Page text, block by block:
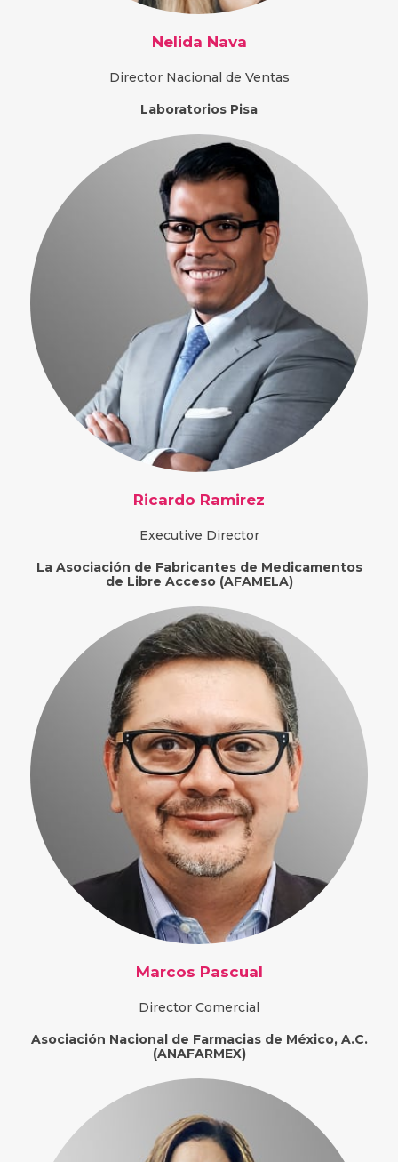
Nelida Nava
Director Nacional de Ventas
Laboratorios Pisa
Ricardo Ramirez
Executive Director
La Asociación de Fabricantes de Medicamentos
de Libre Acceso (AFAMELA)
Marcos Pascual
Director Comercial
Asociación Nacional de Farmacias de México, A.C.
(ANAFARMEX)